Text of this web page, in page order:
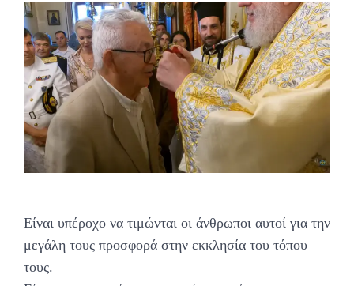
Είναι υπέροχο να τιμώνται οι άνθρωποι αυτοί για την
μεγάλη τους προσφορά στην εκκλησία του τόπου
τους.